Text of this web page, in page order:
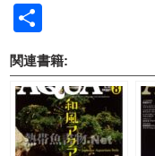
有
関連書籍: